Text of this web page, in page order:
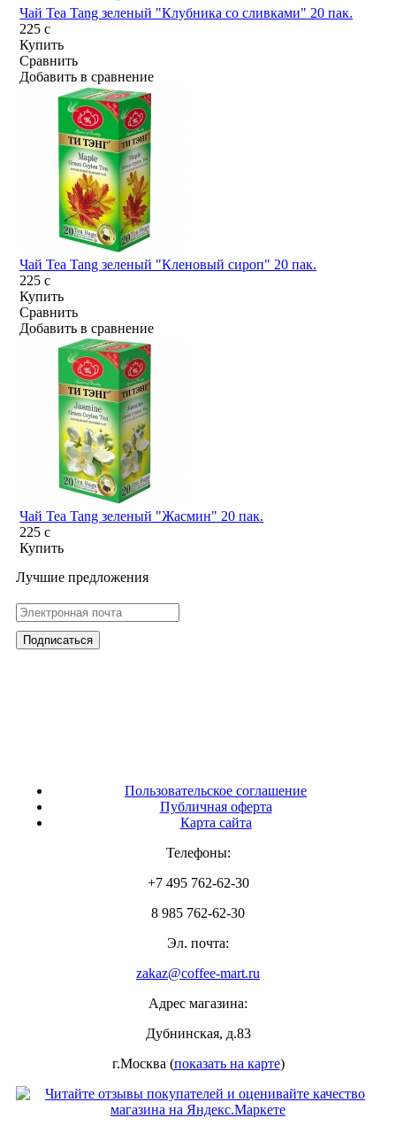
Чай Tea Tang зеленый "Клубника со сливками" 20 пак.
225c
Купить
Сравнить
Добавить в сравнение
Чай Tea Tang зеленый "Кленовый сироп" 20 пак.
225c
Купить
Сравнить
Добавить в сравнение
Чай Tea Tang зеленый "Жасмин" 20 пак.
225c
Купить
Лучшие предложения
Пользовательское соглашение
Публичная оферта
Карта сайта
Телефоны:
+7 495 762-62-30
8 985 762-62-30
Эл. почта:
zakaz@coffee-mart.ru
Адрес магазина:
Дубнинская, д.83
г.Москва (показать на карте)